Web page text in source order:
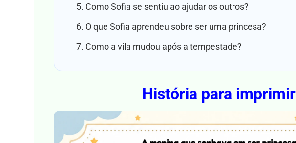
Como Sofia se sentiu ao ajudar os outros?
O que Sofia aprendeu sobre ser uma princesa?
Como a vila mudou após a tempestade?
História para imprimir